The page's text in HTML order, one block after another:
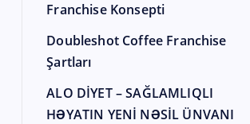
Franchise Konsepti
Doubleshot Coffee Franchise
Şartları
ALO DİYET – SAĞLAMLIQLI
HƏYATIN YENİ NƏSİL ÜNVANI